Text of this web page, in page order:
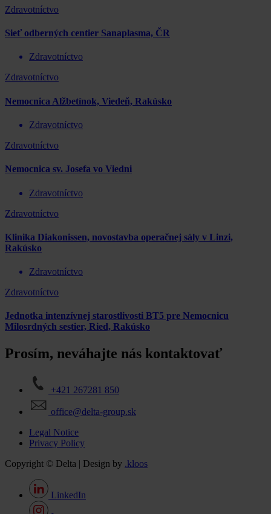
Zdravotníctvo
Sieť odberných centier Sanaplasma, ČR
Zdravotníctvo
Zdravotníctvo
Nemocnica Alžbetínok, Viedeň, Rakúsko
Zdravotníctvo
Zdravotníctvo
Nemocnica sv. Josefa vo Viedni
Zdravotníctvo
Zdravotníctvo
Klinika Diakonissen, novostavba operačnej sály v Linzi,
Rakúsko
Zdravotníctvo
Zdravotníctvo
Jednotka intenzívnej starostlivosti BT5 pre Nemocnicu
Milosrdných sestier, Ried, Rakúsko
Prosím, neváhajte nás kontaktovať
+421 267281 850
office@delta-group.sk
Legal Notice
Privacy Policy
Copyright © Delta | Design by .kloos
LinkedIn